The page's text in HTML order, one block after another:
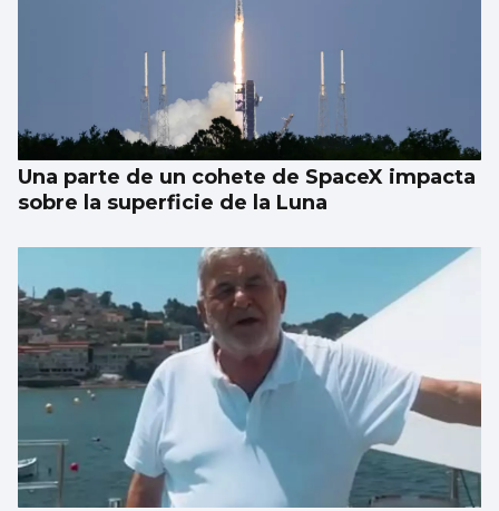
Una parte de un cohete de SpaceX impacta
sobre la superficie de la Luna